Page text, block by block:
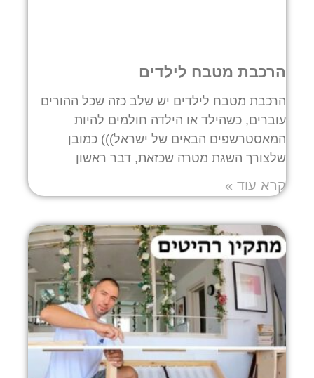
הרכבת מטבח לילדים
הרכבת מטבח לילדים יש שלב כזה שכל ההורים
עוברים, כשהילד או הילדה חולמים להיות
המאסטרשפים הבאים של ישראל))) כמובן
שלצורך השגת מטרה שכזאת, דבר ראשון
קרא עוד »